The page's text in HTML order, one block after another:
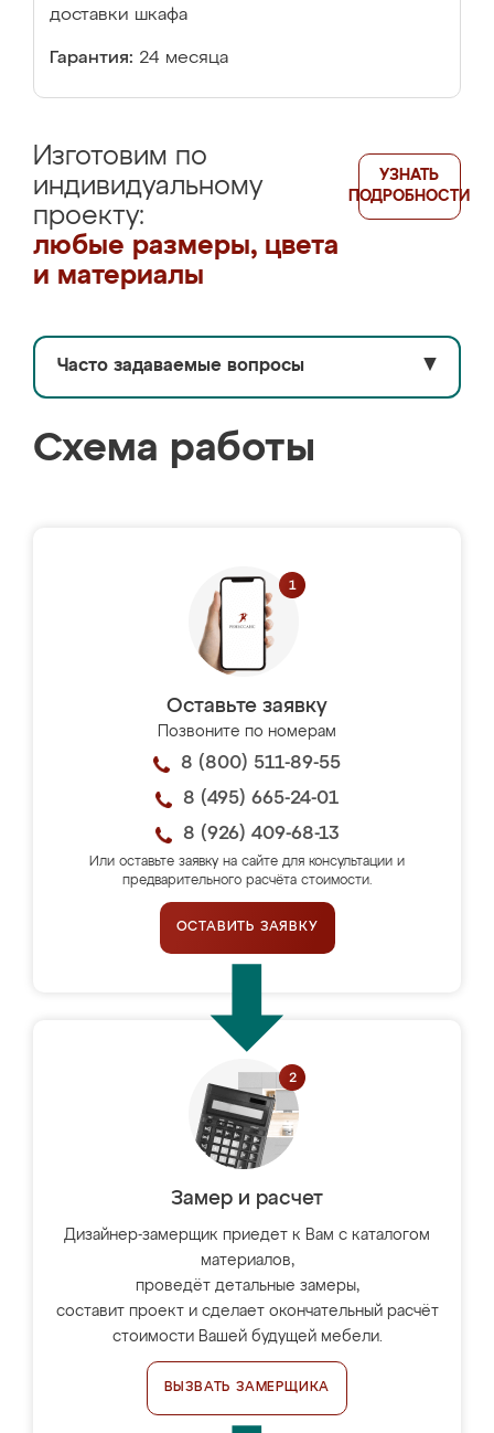
доставки шкафа
Гарантия: 24 месяца
Изготовим по
индивидуальному
проекту:
любые размеры, цвета
и материалы
УЗНАТЬ
ПОДРОБНОСТИ
Часто задаваемые вопросы ▼
Схема работы
Оставьте заявку
Позвоните по номерам
8 (800) 511-89-55
8 (495) 665-24-01
8 (926) 409-68-13
Или оставьте заявку на сайте для консультации и
предварительного расчёта стоимости.
ОСТАВИТЬ ЗАЯВКУ
Замер и расчет
Дизайнер-замерщик приедет к Вам с каталогом
материалов,
проведёт детальные замеры,
составит проект и сделает окончательный расчёт
стоимости Вашей будущей мебели.
ВЫЗВАТЬ ЗАМЕРЩИКА